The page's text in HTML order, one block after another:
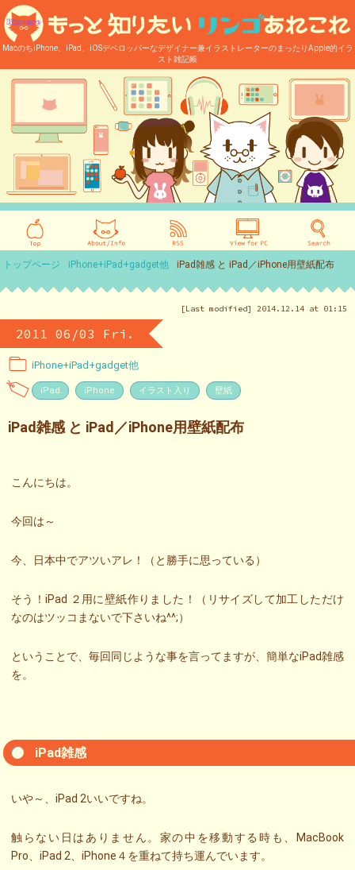
MacのちiPhone、iPad、iOSデベロッパーなデザイナー兼イラストレーターのまったりApple的イラ
スト雑記帳
トップページ iPhone+iPad+gadget他 iPad雑感 と iPad／iPhone用壁紙配布
[Last modified] 2014.12.14 at 01:15
2011 06/03 Fri.
iPhone+iPad+gadget他
iPad iPhone イラスト入り 壁紙
iPad雑感 と iPad／iPhone用壁紙配布
こんにちは。
今回は～
今、日本中でアツいアレ！（と勝手に思っている）
そう！iPad ２用に壁紙作りました！（リサイズして加工しただけ
なのはツッコまないで下さいね^^;）
ということで、毎回同じような事を言ってますが、簡単なiPad雑感
を。
iPad雑感
いや～、iPad 2いいですね。
触らない日はありません。家の中を移動する時も、MacBook
Pro、iPad 2、iPhone４を重ねて持ち運んでいます。